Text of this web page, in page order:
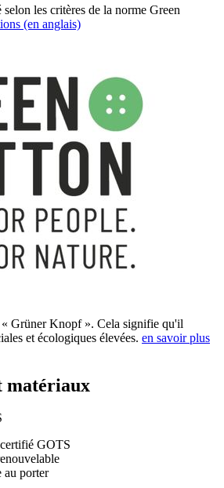
les critères de la norme Green
(en anglais)
Grüner Knopf ». Cela signifie qu'il
et écologiques élevées. en savoir plus
matériaux
GOTS
au porter